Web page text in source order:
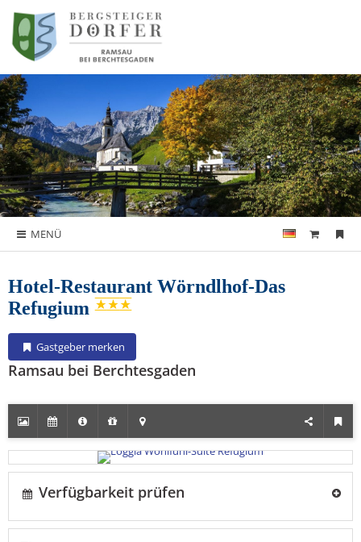
MENÜ
Hotel-Restaurant Wörndlhof-Das
Refugium
Gastgeber merken
Ramsau bei Berchtesgaden
Verfügbarkeit prüfen